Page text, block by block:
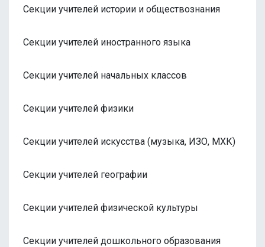
Секции учителей истории и обществознания
Секции учителей иностранного языка
Секции учителей начальных классов
Секции учителей физики
Секции учителей искусства (музыка, ИЗО, МХК)
Секции учителей географии
Секции учителей физической культуры
Секции учителей дошкольного образования